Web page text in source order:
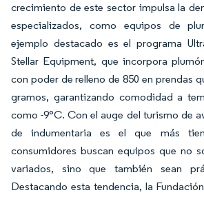
crecimiento de este sector impulsa la
especializados, como equipos de
ejemplo destacado es el programa
Stellar Equipment, que incorpora
con poder de relleno de 850 en prendas
gramos, garantizando comodidad a
como -9°C. Con el auge del turismo de
de indumentaria es el que más
consumidores buscan equipos que no
variados, sino que también sean
Destacando esta tendencia, la